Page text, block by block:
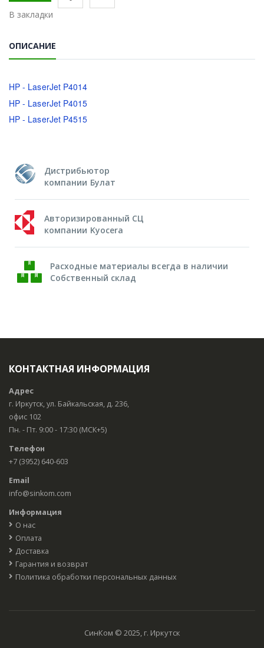
В закладки
ОПИСАНИЕ
HP - LaserJet P4014
HP - LaserJet P4015
HP - LaserJet P4515
Дистрибьютор
компании Булат
Авторизированный СЦ
компании Kyocera
Расходные материалы всегда в наличии
Собственный склад
КОНТАКТНАЯ ИНФОРМАЦИЯ
Адрес
г. Иркутск, ул. Байкальская, д. 236,
офис 102
Пн. - Пт. 9:00 - 17:30 (МСК+5)
Телефон
+7 (3952) 640-603
Email
info@sinkom.com
Информация
О нас
Оплата
Доставка
Гарантия и возврат
Политика обработки персональных данных
СинКом © 2025, г. Иркутск